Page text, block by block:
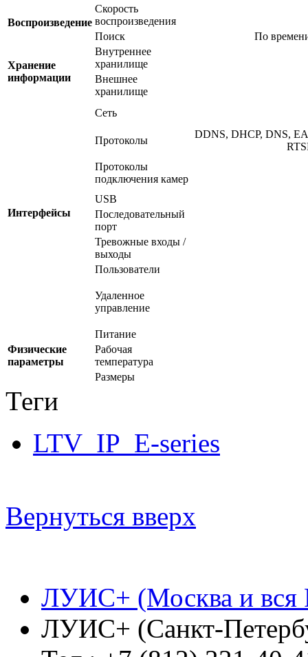
Воспроизведение
Скорость
воспроизведения
Поиск
По
Хранение
информации
Внутреннее
хранилище
Внешнее
хранилище
Интерфейсы
Сеть
Протоколы
DDNS, DHCP, DNS,
Протоколы
подключения камер
USB
Последовательный
порт
Тревожные входы /
выходы
Пользователи
Удаленное
управление
Физические
параметры
Питание
Рабочая
температура
Размеры
Теги
LTV_IP_E-series
Вернуться вверх
ЛУИС+ (Москва и вся
ЛУИС+ (Санкт-